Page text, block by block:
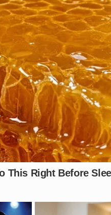
atrás de perfis fitness de
de dois veículos
da operação acabou
terá que dar
envolvidos nesse
dinheiro de golpes?